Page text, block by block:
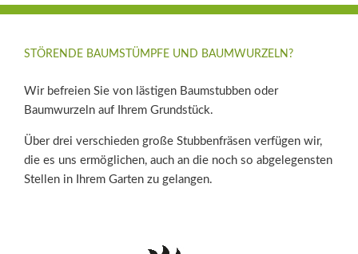
STÖRENDE BAUMSTÜMPFE UND BAUMWURZELN?
Wir befreien Sie von lästigen Baumstubben oder
Baumwurzeln auf Ihrem Grundstück.
Über drei verschieden große Stubbenfräsen verfügen wir,
die es uns ermöglichen, auch an die noch so abgelegensten
Stellen in Ihrem Garten zu gelangen.